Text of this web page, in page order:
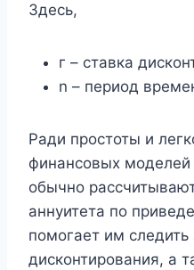
Здесь,
г – ставка
n – период
Ради простоты и
финансовых
обычно
аннуитета по
помогает им следить
дисконтирования, а